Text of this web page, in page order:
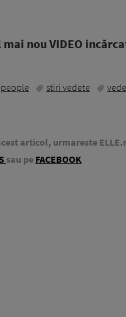
nou VIDEO
people stiri vedete
articol, urmareste
sau pe FACEBOOK